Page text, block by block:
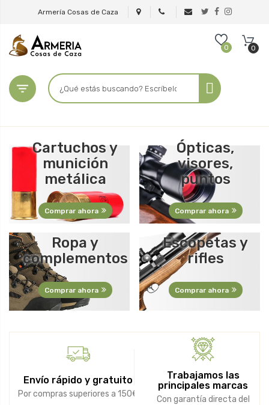
Armería Cosas de Caza
0 0

Cartuchos y
munición
metálica
Comprar ahora
Ópticas,
visores,
puntos
Comprar ahora
Ropa y
complementos
Comprar ahora
Escopetas y
rifles
Comprar ahora
Envío rápido y gratuito
Por compras superiores a 150€
Trabajamos las
principales marcas
Con garantía directa del